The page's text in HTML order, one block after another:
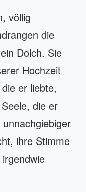
völlig
die
Dolch. Sie
Hochzeit
er liebte,
die er
ihre Stimme